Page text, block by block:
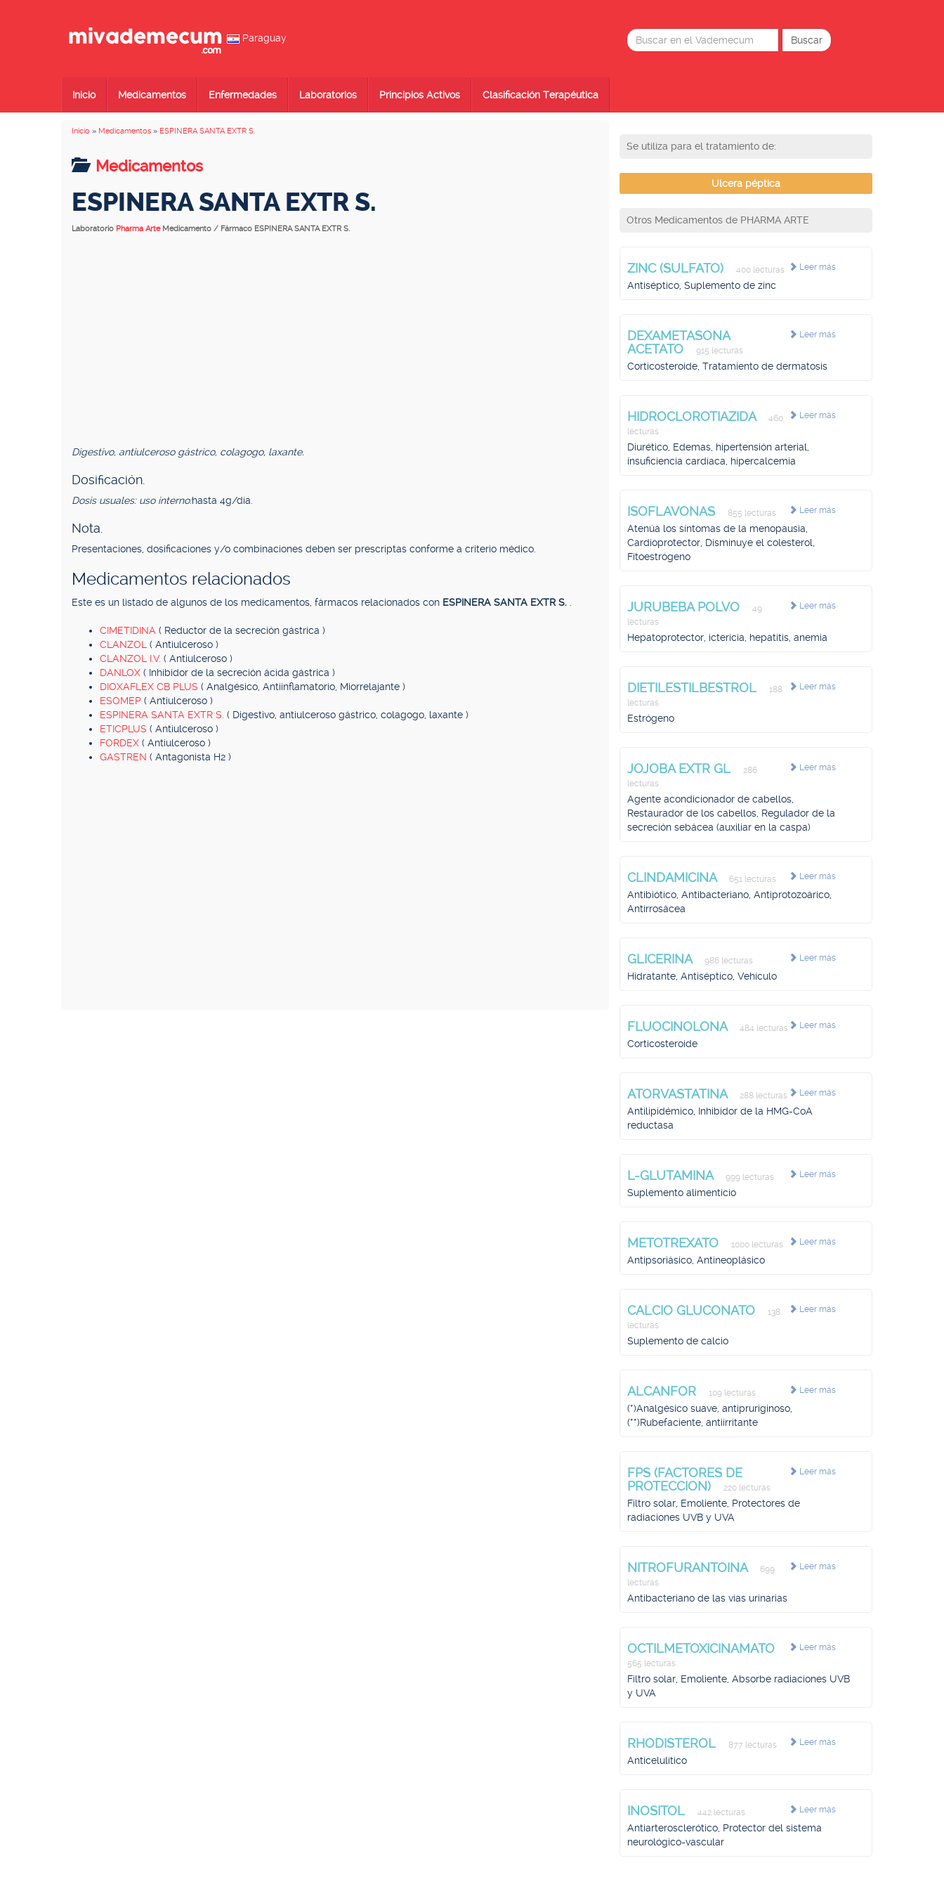
Paraguay
Inicio Medicamentos Enfermedades Laboratorios Principios Activos Clasificación Terapéutica
Inicio » Medicamentos » ESPINERA SANTA EXTR S.
Medicamentos
ESPINERA SANTA EXTR S.
Laboratorio Pharma Arte Medicamento / Fármaco ESPINERA SANTA EXTR S.
Digestivo, antiulceroso gástrico, colagogo, laxante.
Dosificación.
Dosis usuales: uso interno:hasta 4g/día.
Nota.
Presentaciones, dosificaciones y/o combinaciones deben ser prescriptas conforme a criterio médico.
Medicamentos relacionados
Este es un listado de algunos de los medicamentos, fármacos relacionados con ESPINERA SANTA EXTR S.
CIMETIDINA ( Reductor de la secreción gástrica )
CLANZOL ( Antiulceroso )
CLANZOL I.V. ( Antiulceroso )
DANLOX ( Inhibidor de la secreción ácida gástrica )
DIOXAFLEX CB PLUS ( Analgésico, Antiinflamatorio, Miorrelajante )
ESOMEP ( Antiulceroso )
ESPINERA SANTA EXTR S. ( Digestivo, antiulceroso gástrico, colagogo, laxante )
ETICPLUS ( Antiulceroso )
FORDEX ( Antiulceroso )
GASTREN ( Antagonista H2 )
Se utiliza para el tratamiento de:
Ulcera péptica
Otros Medicamentos de PHARMA ARTE
Leer más
ZINC (SULFATO) 400 lecturas
Antiséptico, Suplemento de zinc
Leer más
DEXAMETASONA
ACETATO
915 lecturas
Corticosteroide, Tratamiento de dermatosis
Leer más
HIDROCLOROTIAZIDA
460
lecturas
Diurético, Edemas, hipertensión arterial,
insuficiencia cardíaca, hipercalcemia
Leer más
ISOFLAVONAS 855 lecturas
Atenúa los síntomas de la menopausia,
Cardioprotector, Disminuye el colesterol,
Fitoestrógeno
Leer más
JURUBEBA POLVO
49
lecturas
Hepatoprotector, ictericia, hepatitis, anemia
Leer más
DIETILESTILBESTROL
188
lecturas
Estrógeno
Leer más
JOJOBA EXTR GL
286
lecturas
Agente acondicionador de cabellos,
Restaurador de los cabellos, Regulador de la
secreción sebácea (auxiliar en la caspa)
Leer más
CLINDAMICINA 651 lecturas
Antibiótico, Antibacteriano, Antiprotozoárico,
Antirrosácea
Leer más
GLICERINA 986 lecturas
Hidratante, Antiséptico, Vehículo
Leer más
FLUOCINOLONA 484 lecturas
Corticosteroide
Leer más
ATORVASTATINA 288 lecturas
Antilipidémico, Inhibidor de la HMG-CoA
reductasa
Leer más
L-GLUTAMINA 999 lecturas
Suplemento alimenticio
Leer más
METOTREXATO 1000 lecturas
Antipsoriásico, Antineoplásico
Leer más
CALCIO GLUCONATO
138
lecturas
Suplemento de calcio
Leer más
ALCANFOR 109 lecturas
(*)Analgésico suave, antipruriginoso,
(**)Rubefaciente, antiirritante
Leer más
FPS (FACTORES DE
PROTECCION)
220 lecturas
Filtro solar, Emoliente, Protectores de
radiaciones UVB y UVA
Leer más
NITROFURANTOINA
699
lecturas
Antibacteriano de las vías urinarias
Leer más
OCTILMETOXICINAMATO
565 lecturas
Filtro solar, Emoliente, Absorbe radiaciones UVB
y UVA
Leer más
RHODISTEROL 877 lecturas
Anticelulítico
Leer más
INOSITOL 442 lecturas
Antiarterosclerótico, Protector del sistema
neurológico-vascular